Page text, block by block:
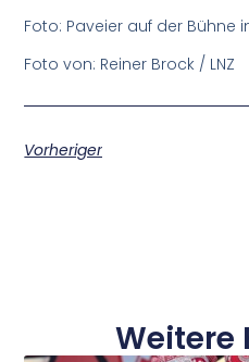
Foto: Paveier auf der Bühne
Foto von: Reiner Brock / LNZ
Vorheriger
Weitere